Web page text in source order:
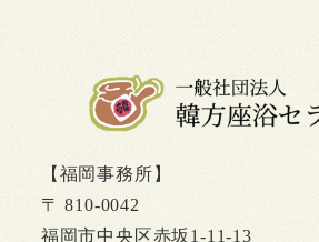
【福岡事務所】
〒 810-0042
福岡市中央区赤坂1-11-13